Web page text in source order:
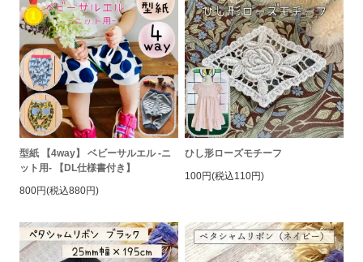
型紙 【4way】 ベビーサルエル -ニ
ット用- 【DL仕様書付き】
800円(税込880円)
ひし形ローズモチーフ
100円(税込110円)